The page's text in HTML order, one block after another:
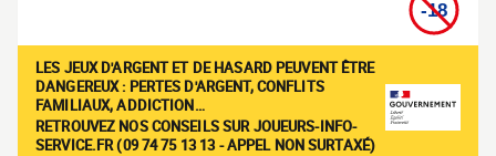
LES JEUX D'ARGENT ET DE HASARD PEUVENT ÊTRE
DANGEREUX : PERTES D'ARGENT, CONFLITS
FAMILIAUX, ADDICTION…
RETROUVEZ NOS CONSEILS SUR JOUEURS-INFO-
SERVICE.FR (09 74 75 13 13 - APPEL NON SURTAXÉ)